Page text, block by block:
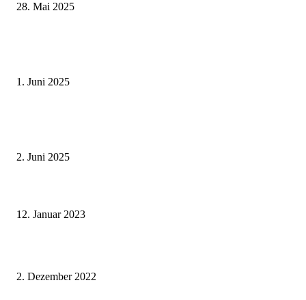
28. Mai 2025
1. Juni 2025
2. Juni 2025
12. Januar 2023
2. Dezember 2022